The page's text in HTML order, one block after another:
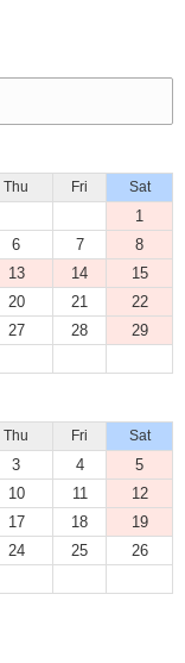
Thu Fri Sat
1
6 7
8
13 14
15
20 21
22
27 28
29
Thu Fri Sat
3 4
5
10 11
12
17 18
19
24 25
26